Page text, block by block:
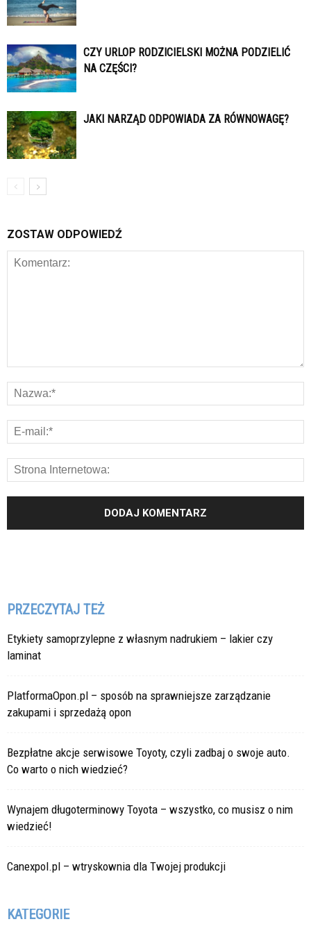
CZY URLOP RODZICIELSKI MOŻNA PODZIELIĆ
NA CZĘŚCI?
JAKI NARZĄD ODPOWIADA ZA RÓWNOWAGĘ?
ZOSTAW ODPOWIEDŹ
PRZECZYTAJ TEŻ
Etykiety samoprzylepne z własnym nadrukiem – lakier czy
laminat
PlatformaOpon.pl – sposób na sprawniejsze zarządzanie
zakupami i sprzedażą opon
Bezpłatne akcje serwisowe Toyoty, czyli zadbaj o swoje auto.
Co warto o nich wiedzieć?
Wynajem długoterminowy Toyota – wszystko, co musisz o nim
wiedzieć!
Canexpol.pl – wtryskownia dla Twojej produkcji
KATEGORIE